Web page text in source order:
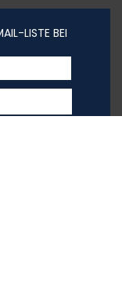
LISTE BEI